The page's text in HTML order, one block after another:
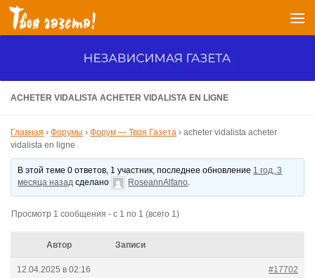
Перейти к содержимому
ACHETER VIDALISTA ACHETER VIDALISTA EN LIGNE
Главная › Форумы › Форум — Твоя Газета › acheter vidalista acheter
vidalista en ligne
В этой теме 0 ответов, 1 участник, последнее обновление 1 год, 3
месяца назад сделано RoseannAlfano.
Просмотр 1 сообщения - с 1 по 1 (всего 1)
Автор Записи
12.04.2025 в 02:16 #17702